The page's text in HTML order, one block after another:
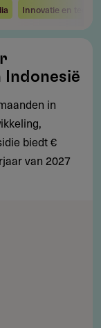
Innovatie en
in
biedt €
van 2027